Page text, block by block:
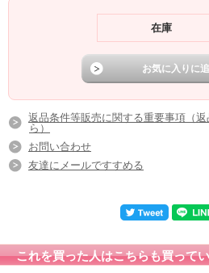
在庫
返品条件等販売に関する重要事項（
ら）
お問い合わせ
友達にメールですすめる
これを買った人はこちらも買って